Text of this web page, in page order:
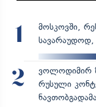
1
მოსკოვში,
2
ვოლოდიმირ
რუსული